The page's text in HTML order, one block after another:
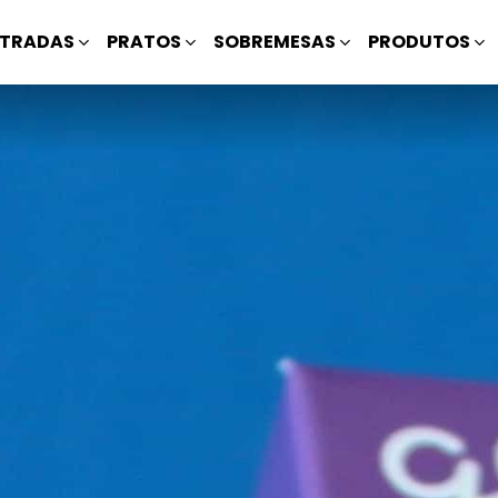
PRATOS SOBREMESAS PRODUTOS